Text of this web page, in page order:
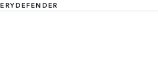
DEFENDER